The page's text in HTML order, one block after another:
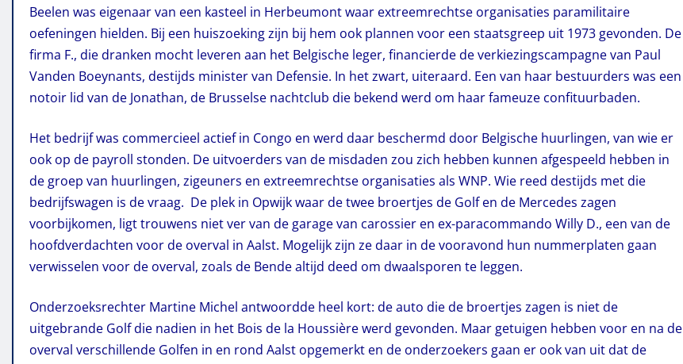
Beelen was eigenaar van een kasteel in Herbeumont waar extreemrechtse organisaties paramilitaire
oefeningen hielden. Bij een huiszoeking zijn bij hem ook plannen voor een staatsgreep uit 1973 gevonden. De
firma F., die dranken mocht leveren aan het Belgische leger, financierde de verkiezingscampagne van Paul
Vanden Boeynants, destijds minister van Defensie. In het zwart, uiteraard. Een van haar bestuurders was een
notoir lid van de Jonathan, de Brusselse nachtclub die bekend werd om haar fameuze confituurbaden.
Het bedrijf was commercieel actief in Congo en werd daar beschermd door Belgische huurlingen, van wie er
ook op de payroll stonden. De uitvoerders van de misdaden zou zich hebben kunnen afgespeeld hebben in
de groep van huurlingen, zigeuners en extreemrechtse organisaties als WNP. Wie reed destijds met die
bedrijfswagen is de vraag. De plek in Opwijk waar de twee broertjes de Golf en de Mercedes zagen
voorbijkomen, ligt trouwens niet ver van de garage van carossier en ex-paracommando Willy D., een van de
hoofdverdachten voor de overval in Aalst. Mogelijk zijn ze daar in de vooravond hun nummerplaten gaan
verwisselen voor de overval, zoals de Bende altijd deed om dwaalsporen te leggen.
Onderzoeksrechter Martine Michel antwoordde heel kort: de auto die de broertjes zagen is niet de
uitgebrande Golf die nadien in het Bois de la Houssière werd gevonden. Maar getuigen hebben voor en na de
overval verschillende Golfen in en rond Aalst opgemerkt en de onderzoekers gaan er ook van uit dat de